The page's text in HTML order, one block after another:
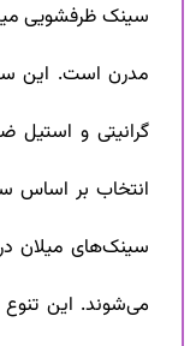
سینک ظرفشویی
مدرن است. این
گرانیتی و استیل
انتخاب بر اساس
سینک‌های میلان در
می‌شوند. این